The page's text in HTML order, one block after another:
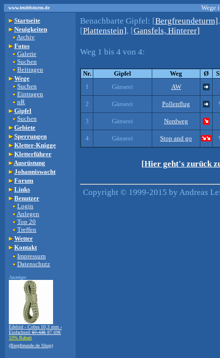
www.teufelsturm.de
Wege
Startseite
Neuigkeiten
Archiv
Fotos
Galerie
Suchen
Beitragen
Wege
Suchen
Eintragen
nR
Gipfel
Suchen
Gebiete
Sperrungen
Kletter-Knigge
Kletterführer
Ausrüstung
Johanniswacht
Forum
Links
Benutzer
Login
Anlegen
Top 20
Treffen
Wetter
Kontakt
Impressum
Datenschutz
Anzeige:
Edelrid - Cobra 10,3 mm -
Einfachseil 97.43€ 87.69€
10% Rabatt
(Bergfreunde.de Shop)
Benachbarte Gipfel: [Bergfreundeturm]
[Plattenstein], [Gansfels, Hinterer]
Weg 1 bis 4 von 4:
Nr. Gipfel Weg Ø
1
Gänseei AW
2 Gänseei Pollenflug
3 Gänseei Nordweg
4 Gänseei Stop and go
[Hier geht's zurück
Copyright © 1999-2015 by Andreas